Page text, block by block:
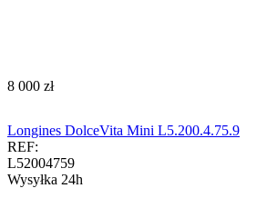
‍8 000‍ zł
Longines DolceVita Mini L5.200.4.75.9
REF:
L52004759
Wysyłka 24h